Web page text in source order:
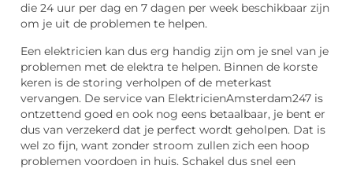
die 24 uur per dag en 7 dagen per week beschikbaar zijn
om je uit de problemen te helpen.
Een elektricien kan dus erg handig zijn om je snel van je
problemen met de elektra te helpen. Binnen de korste
keren is de storing verholpen of de meterkast
vervangen. De service van ElektricienAmsterdam247 is
ontzettend goed en ook nog eens betaalbaar, je bent er
dus van verzekerd dat je perfect wordt geholpen. Dat is
wel zo fijn, want zonder stroom zullen zich een hoop
problemen voordoen in huis. Schakel dus snel een